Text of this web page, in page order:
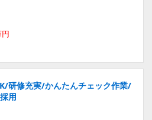
研修充実/かんたんチェック作業/
用